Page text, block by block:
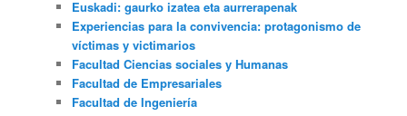
Euskadi: gaurko izatea eta aurrerapenak
Experiencias para la convivencia: protagonismo de
víctimas y victimarios
Facultad Ciencias sociales y Humanas
Facultad de Empresariales
Facultad de Ingeniería